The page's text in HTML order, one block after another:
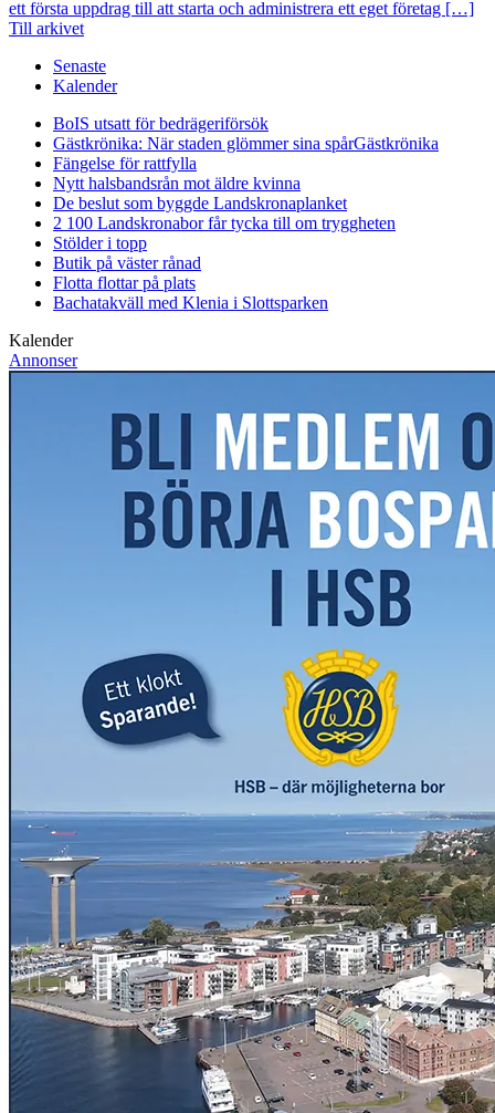
ett första uppdrag till att starta och administrera ett eget företag […]
Till arkivet
Senaste
Kalender
BoIS utsatt för bedrägeriförsök
Gästkrönika: När staden glömmer sina spårGästkrönika
Fängelse för rattfylla
Nytt halsbandsrån mot äldre kvinna
De beslut som byggde Landskronaplanket
2 100 Landskronabor får tycka till om tryggheten
Stölder i topp
Butik på väster rånad
Flotta flottar på plats
Bachatakväll med Klenia i Slottsparken
Kalender
Annonser